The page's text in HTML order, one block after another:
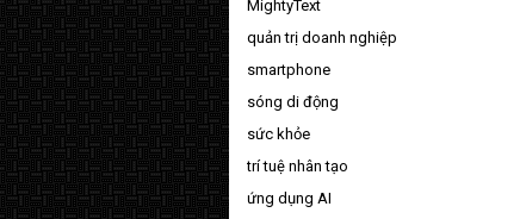
MightyText
quản trị doanh nghiệp
smartphone
sóng di động
sức khỏe
trí tuệ nhân tạo
ứng dụng AI